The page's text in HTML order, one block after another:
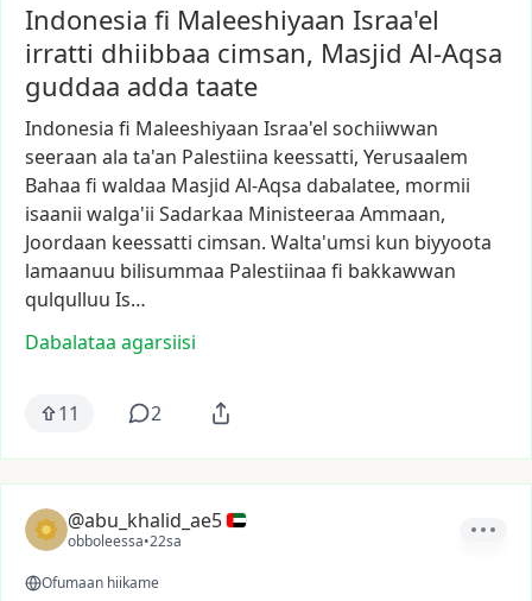
Indonesia fi Maleeshiyaan Israa'el
irratti dhiibbaa cimsan, Masjid Al-Aqsa
guddaa adda taate
Indonesia fi Maleeshiyaan Israa'el sochiiwwan
seeraan ala ta'an Palestiina keessatti, Yerusaalem
Bahaa fi waldaa Masjid Al-Aqsa dabalatee, mormii
isaanii walga'ii Sadarkaa Ministeeraa Ammaan,
Joordaan keessatti cimsan. Walta'umsi kun biyyoota
lamaanuu bilisummaa Palestiinaa fi bakkawwan
qulqulluu Is…
Dabalataa agarsiisi
11 2
@abu_khalid_ae5
obboleessa•22sa
Ofumaan hiikame